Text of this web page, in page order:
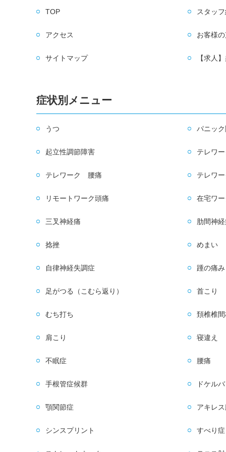
TOP スタッ
アクセス お客様
サイトマップ 【求人
症状別メニュー
うつ パニッ
起立性調節障害 テレワ
テレワーク 腰痛 テレワ
リモートワーク頭痛 在宅ワ
三叉神経痛 肋間神
捻挫 めまい
自律神経失調症 踵の痛み
足がつる（こむら返り） 首こり
むち打ち 頚椎椎
肩こり 寝違え
不眠症 腰痛
手根管症候群 ドケル
顎関節症 アキレ
シンスプリント すべり症